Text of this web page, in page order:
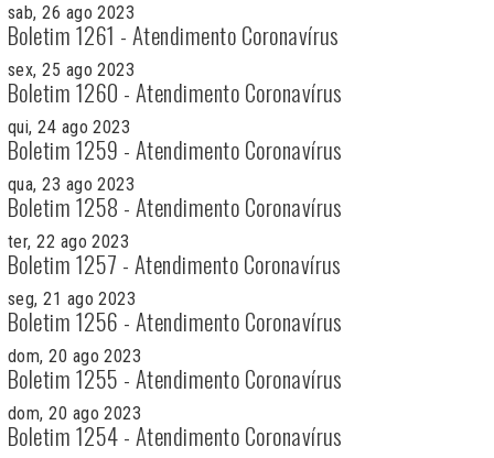
sab, 26 ago 2023
Boletim 1261 - Atendimento Coronavírus
sex, 25 ago 2023
Boletim 1260 - Atendimento Coronavírus
qui, 24 ago 2023
Boletim 1259 - Atendimento Coronavírus
qua, 23 ago 2023
Boletim 1258 - Atendimento Coronavírus
ter, 22 ago 2023
Boletim 1257 - Atendimento Coronavírus
seg, 21 ago 2023
Boletim 1256 - Atendimento Coronavírus
dom, 20 ago 2023
Boletim 1255 - Atendimento Coronavírus
dom, 20 ago 2023
Boletim 1254 - Atendimento Coronavírus